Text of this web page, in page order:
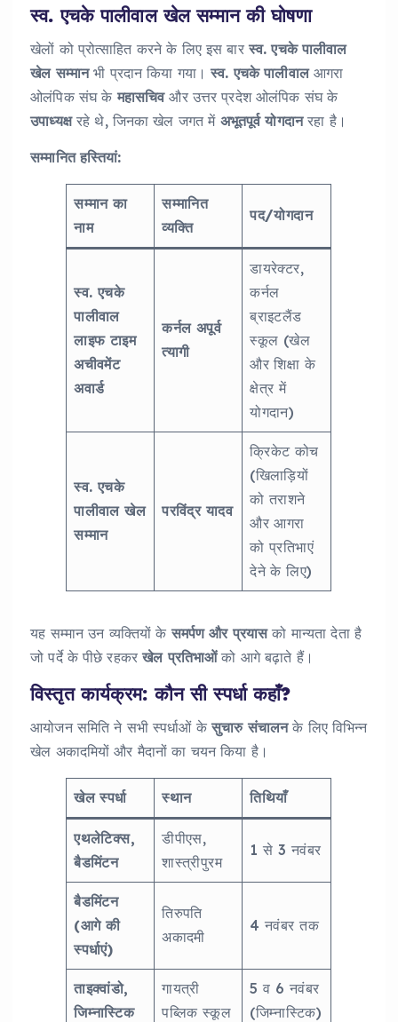
स्व. एचके पालीवाल खेल सम्मान की घोषणा
खेलों को प्रोत्साहित करने के लिए इस बारस्व. एचके पालीवाल
खेल सम्मानभी प्रदान किया गया।स्व. एचके पालीवालआगरा
ओलंपिक संघ केमहासचिवऔर उत्तर प्रदेश ओलंपिक संघ के
उपाध्यक्षरहे थे, जिनका खेल जगत में अभूतपूर्व योगदानरहा है।
सम्मानित हस्तियां:
सम्मान का
नाम
सम्मानित
व्यक्ति
पद/योगदान
स्व. एचके
पालीवाल
लाइफ टाइम
अचीवमेंट
अवार्ड
कर्नल अपूर्व
त्यागी
डायरेक्टर,
कर्नल
ब्राइटलैंड
स्कूल (खेल
और शिक्षा के
क्षेत्र में
योगदान)
स्व. एचके
पालीवाल खेल
सम्मान
परविंद्र यादव
क्रिकेट कोच
(खिलाड़ियों
को तराशने
और आगरा
को प्रतिभाएं
देने के लिए)
यह सम्मान उन व्यक्तियों केसमर्पण और प्रयासको मान्यता देता है
जो पर्दे के पीछे रहकरखेल प्रतिभाओंको आगे बढ़ाते हैं।
विस्तृत कार्यक्रम: कौन सी स्पर्धा कहाँ?
आयोजन समिति ने सभी स्पर्धाओं केसुचारु संचालनके लिए विभिन्न
खेल अकादमियों और मैदानों का चयन किया है।
खेल स्पर्धा स्थान तिथियाँ
एथलेटिक्स,
बैडमिंटन
डीपीएस,
शास्त्रीपुरम
1 से 3 नवंबर
बैडमिंटन
(आगे की
स्पर्धाएं)
तिरुपति
अकादमी
4 नवंबर तक
ताइक्वांडो,
जिम्नास्टिक
गायत्री
पब्लिक स्कूल
5 व 6 नवंबर
(जिम्नास्टिक)